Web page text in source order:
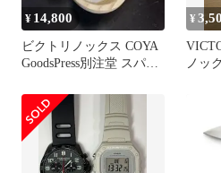
¥ 14,800
ビクトリノックス COYA
GoodsPress別注堂 スパル
¥
ノッ